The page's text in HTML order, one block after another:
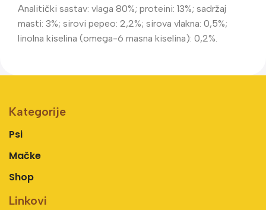
Analitički sastav: vlaga 80%; proteini: 13%; sadržaj
masti: 3%; sirovi pepeo: 2,2%; sirova vlakna: 0,5%;
linolna kiselina (omega-6 masna kiselina): 0,2%.
Kategorije
Psi
Mačke
Shop
Linkovi